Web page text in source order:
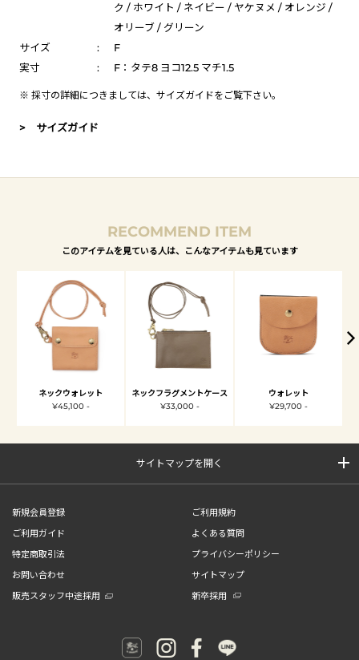
ク / ホワイト / ネイビー / ヤケヌメ / オレンジ /
オリーブ / グリーン
サイズ
:
F
実寸
: F：タテ8 ヨコ12.5 マチ1.5
※ 採寸の詳細につきましては、 サイズガイドをご覧下さい。
> サイズガイド
RECOMMEND ITEM
このアイテムを見ている人は、こんなアイテムも見ています
ネックウォレット
¥45,100 -
ネックフラグメントケース
¥33,000 -
ウォレット
¥29,700 -
サイトマップを開く
新規会員登録
ご利用規約
ご利用ガイド
よくある質問
特定商取引法
プライバシーポリシー
お問い合わせ
サイトマップ
販売スタッフ中途採用
新卒採用